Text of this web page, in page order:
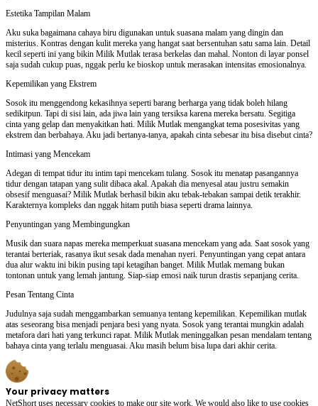
Estetika Tampilan Malam
Aku suka bagaimana cahaya biru digunakan untuk suasana malam yang dingin dan
misterius. Kontras dengan kulit mereka yang hangat saat bersentuhan satu sama lain. Detail
kecil seperti ini yang bikin Milik Mutlak terasa berkelas dan mahal. Nonton di layar ponsel
saja sudah cukup puas, nggak perlu ke bioskop untuk merasakan intensitas emosionalnya.
Kepemilikan yang Ekstrem
Sosok itu menggendong kekasihnya seperti barang berharga yang tidak boleh hilang
sedikitpun. Tapi di sisi lain, ada jiwa lain yang tersiksa karena mereka bersatu. Segitiga
cinta yang gelap dan menyakitkan hati. Milik Mutlak mengangkat tema posesivitas yang
ekstrem dan berbahaya. Aku jadi bertanya-tanya, apakah cinta sebesar itu bisa disebut cinta?
Intimasi yang Mencekam
Adegan di tempat tidur itu intim tapi mencekam tulang. Sosok itu menatap pasangannya
tidur dengan tatapan yang sulit dibaca akal. Apakah dia menyesal atau justru semakin
obsesif menguasai? Milik Mutlak berhasil bikin aku tebak-tebakan sampai detik terakhir.
Karakternya kompleks dan nggak hitam putih biasa seperti drama lainnya.
Penyuntingan yang Membingungkan
Musik dan suara napas mereka memperkuat suasana mencekam yang ada. Saat sosok yang
terantai berteriak, rasanya ikut sesak dada menahan nyeri. Penyuntingan yang cepat antara
dua alur waktu ini bikin pusing tapi ketagihan banget. Milik Mutlak memang bukan
tontonan untuk yang lemah jantung. Siap-siap emosi naik turun drastis sepanjang cerita.
Pesan Tentang Cinta
Judulnya saja sudah menggambarkan semuanya tentang kepemilikan. Kepemilikan mutlak
atas seseorang bisa menjadi penjara besi yang nyata. Sosok yang terantai mungkin adalah
metafora dari hati yang terkunci rapat. Milik Mutlak meninggalkan pesan mendalam tentang
bahaya cinta yang terlalu menguasai. Aku masih belum bisa lupa dari akhir cerita.
Your privacy matters
NetShort uses necessary cookies to make our site work. We would also like to use cookies